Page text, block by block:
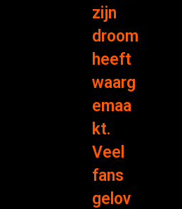
zijn
droom
heeft
waarg
emaa
kt.
Veel
fans
gelov